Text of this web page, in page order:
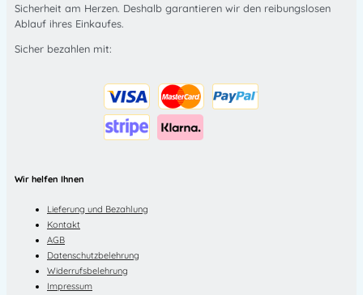
Sicherheit am Herzen. Deshalb garantieren wir den reibungslosen
Ablauf ihres Einkaufes.
Sicher bezahlen mit:
Wir helfen Ihnen
Lieferung und Bezahlung
Kontakt
AGB
Datenschutzbelehrung
Widerrufsbelehrung
Impressum